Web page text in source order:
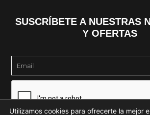
SUSCRÍBETE A NUESTRAS
Y OFERTAS
Utilizamos cookies para ofrecerte la mejor